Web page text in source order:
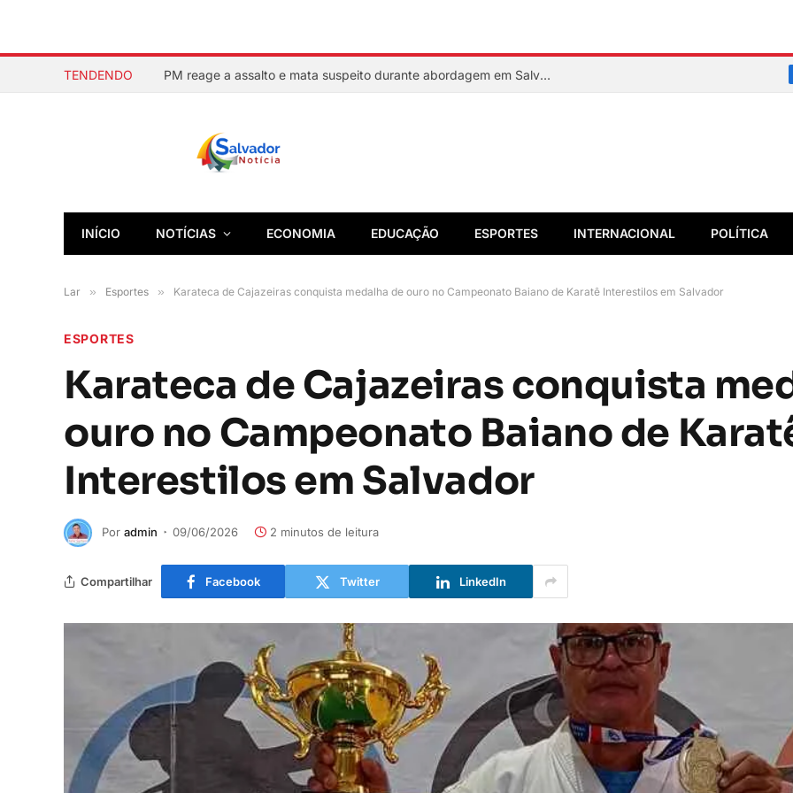
TENDENDO PM reage a assalto e mata suspeito durante abordagem em Salvador
INÍCIO NOTÍCIAS ECONOMIA EDUCAÇÃO ESPORTES INTERNACIONAL POLÍTICA
Lar » Esportes » Karateca de Cajazeiras conquista medalha de ouro no Campeonato Baiano de Karatê Interestilos em Salvador
ESPORTES
Karateca de Cajazeiras conquista
ouro no Campeonato Baiano de
Interestilos em Salvador
Por admin 09/06/2026 2 minutos de leitura
Compartilhar Facebook Twitter LinkedIn